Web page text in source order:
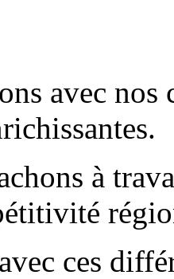
avec
à
ces